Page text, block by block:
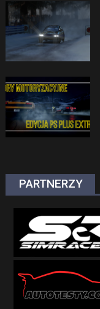
PARTNERZY